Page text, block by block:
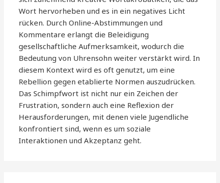
Wort hervorheben und es in ein negatives Licht
rücken. Durch Online-Abstimmungen und
Kommentare erlangt die Beleidigung
gesellschaftliche Aufmerksamkeit, wodurch die
Bedeutung von Uhrensohn weiter verstärkt wird. In
diesem Kontext wird es oft genutzt, um eine
Rebellion gegen etablierte Normen auszudrücken.
Das Schimpfwort ist nicht nur ein Zeichen der
Frustration, sondern auch eine Reflexion der
Herausforderungen, mit denen viele Jugendliche
konfrontiert sind, wenn es um soziale
Interaktionen und Akzeptanz geht.